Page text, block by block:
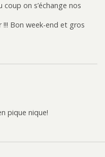
on s’échange nos
Bon week-end et gros
pique nique!